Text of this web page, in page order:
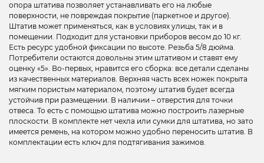
опора штатива позволяет устанавливать его на любые
поверхности, не повреждая покрытие (паркетное и другое).
Штатив может применяться, как в условиях улицы, так и в
помещении. Подходит для установки приборов весом до 10 кг.
Есть ресурс удобной фиксации по высоте. Резьба 5/8 дюйма.
Потребители остаются довольны этим штативом и ставят ему
оценку «5». Во-первых, нравится его сборка: все детали сделаны
из качественных материалов. Верхняя часть всех ножек покрыта
мягким пористым материалом, поэтому штатив будет всегда
устойчив при размещении. В наличии – отверстия для точки
отвеса. То есть с помощью штатива можно построить лазерные
плоскости. В комплекте нет чехла или сумки для штатива, но зато
имеется ремень, на котором можно удобно переносить штатив. В
комплектации есть ключ для подтягивания зажимов.